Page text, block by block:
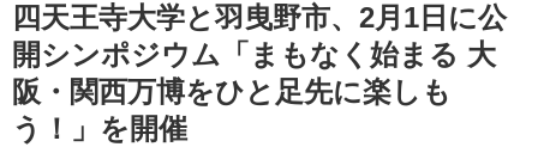
四天王寺大学と羽曳野市、2月1日に公
開シンポジウム「まもなく始まる 大
阪・関西万博をひと足先に楽しも
う！」を開催